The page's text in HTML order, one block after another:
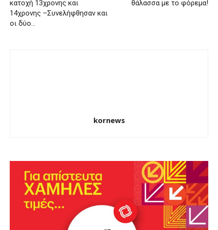
κατοχή 13χρονης και
14χρονης –Συνελήφθησαν και
οι δύο…
θάλασσα με το φόρεμα!
kornews